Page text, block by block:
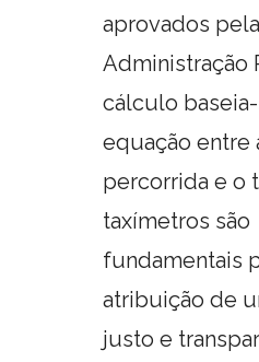
aprovados pela
Administração
cálculo
equação entre
percorrida e o
taxímetros são
fundamentais
atribuição de
justo e